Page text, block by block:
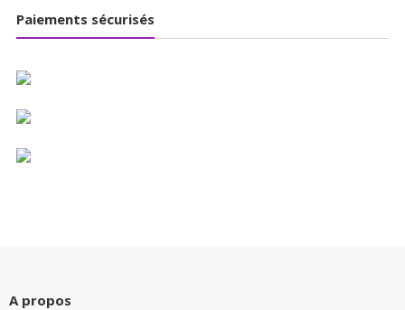
Paiements sécurisés
A propos